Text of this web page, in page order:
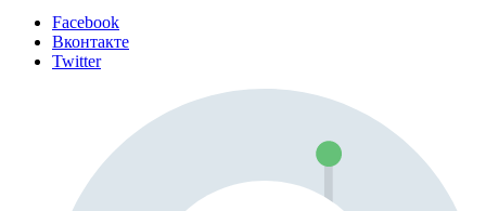
Facebook
Вконтакте
Twitter